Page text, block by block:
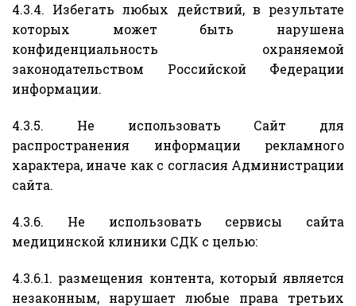
4.3.4. Избегать любых действий, в результате
которых может быть нарушена
конфиденциальность охраняемой
законодательством Российской Федерации
информации.
4.3.5. Не использовать Сайт для
распространения информации рекламного
характера, иначе как с согласия Администрации
сайта.
4.3.6. Не использовать сервисы сайта
медицинской клиники СДК с целью:
4.3.6.1. размещения контента, который является
незаконным, нарушает любые права третьих